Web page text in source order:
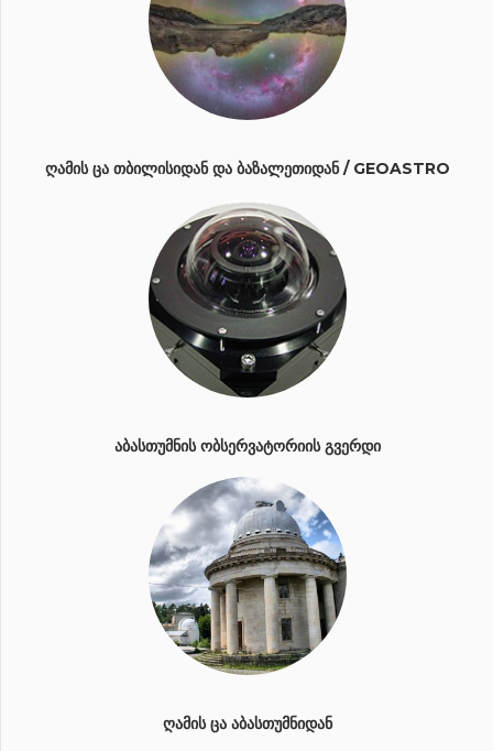
ᲦᲐᲛᲘᲡ ᲪᲐ ᲗᲑᲘᲚᲘᲡᲘᲓᲐᲜ ᲓᲐ ᲑᲐᲖᲐᲚᲔᲗᲘᲓᲐᲜ / GEOASTRO
ᲐᲑᲐᲡᲗᲣᲛᲜᲘᲡ ᲝᲑᲡᲔᲠᲕᲐᲢᲝᲠᲘᲘᲡ ᲒᲕᲔᲠᲓᲘ
ᲦᲐᲛᲘᲡ ᲪᲐ ᲐᲑᲐᲡᲗᲣᲛᲜᲘᲓᲐᲜ